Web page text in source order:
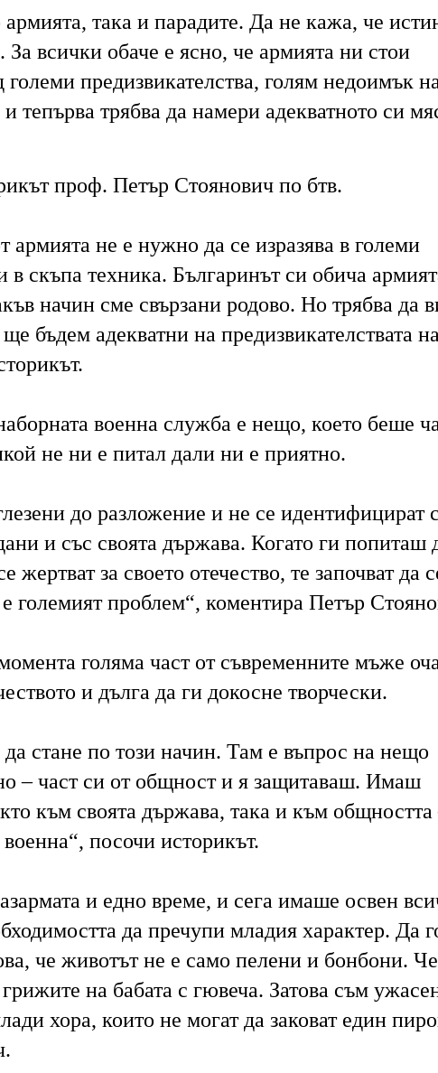
така и парадите. Да не кажа, че
За всички обаче е ясно, че армията ни стои
големи предизвикателства, голям недоимък на
тепърва трябва да намери адекватното си
проф. Петър Стоянович по бтв.
армията не е нужно да се изразява в големи
в скъпа техника. Българинът си обича
начин сме свързани родово. Но трябва да
бъдем адекватни на предизвикателствата
военна служба е нещо, което беше
не ни е питал дали ни е приятно.
до разложение и не се идентифицират
и със своята държава. Когато ги попиташ
жертват за своето отечество, те започват да
е големият проблем“, коментира Петър
голяма част от съвременните мъже
и дълга да ги докосне творчески.
да стане по този начин. Там е въпрос на нещо
– част си от общност и я защитаваш. Имаш
към своята държава, така и към общността
посочи историкът.
и едно време, и сега имаше освен
да пречупи младия характер. Да
че животът не е само пелени и бонбони.
на бабата с гювеча. Затова съм
хора, които не могат да заковат един